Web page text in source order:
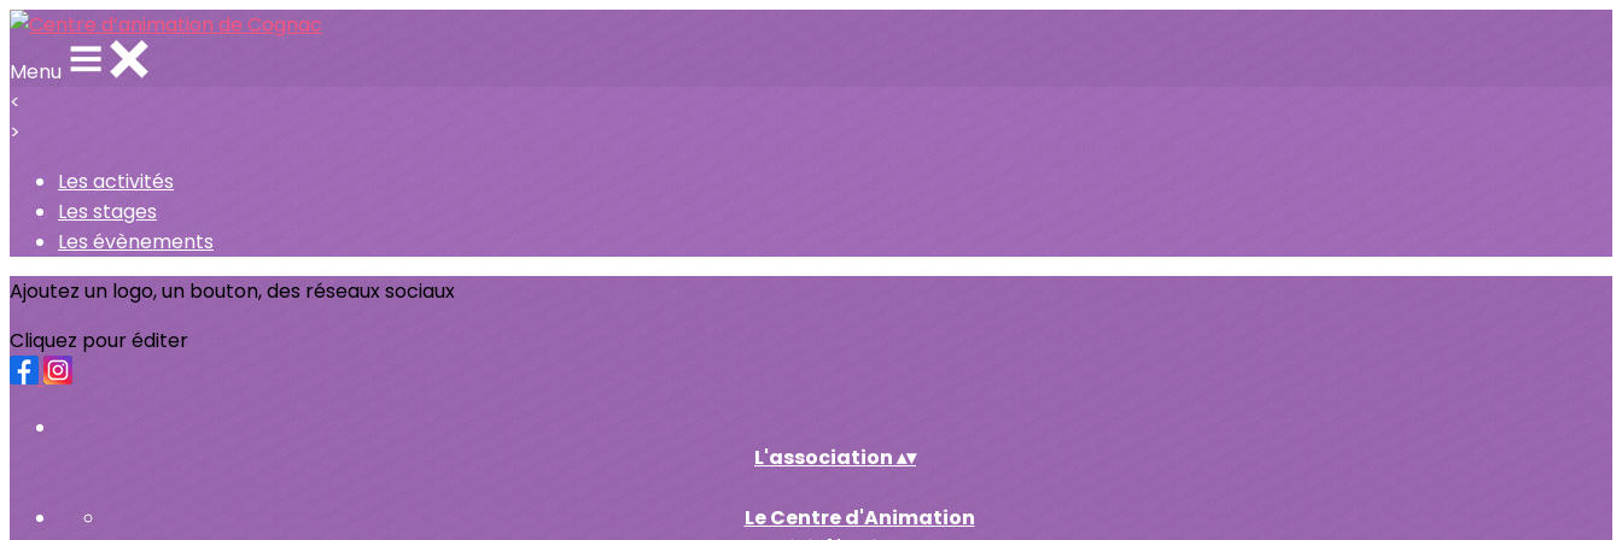
Menu
<
>
Les activités
Les stages
Les évènements
Ajoutez un logo, un bouton, des réseaux sociaux
Cliquez pour éditer
L'association▴▾
Le Centre d'Animation